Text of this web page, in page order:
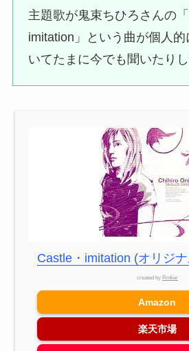
主題歌が鬼束ちひろさんの「
imitation」という曲が個人
いてたまに今でも聞いたりし
Castle・imitation (オリジ
created by Rinker
Amazon
楽天市場